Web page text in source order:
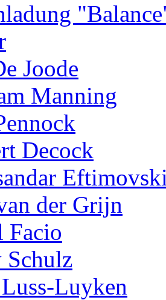
Joode
Manning
Decock
der Grijn
Luyken